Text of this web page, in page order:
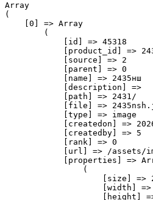
Array
(
    [0] => Array
        (
            [id] => 45318
[product_id] =>
            [source] => 2
            [parent] => 0
            [name] => 2435нш
            [description] =>
            [path] => 2431/
[file] =>
            [type] => image
[createdon] =>
            [createdby] => 5
            [rank] => 0
[url] => /assets/
[properties] =>
                (
[size] =>
[width] =>
[height]